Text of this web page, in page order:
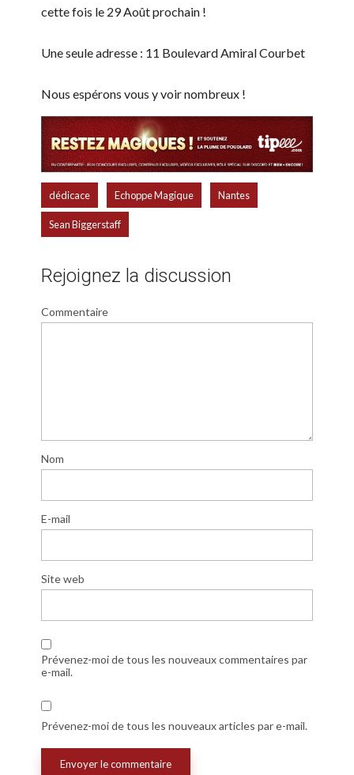
cette fois le 29 Août prochain !
Une seule adresse : 11 Boulevard Amiral Courbet
Nous espérons vous y voir nombreux !
dédicace Echoppe Magique Nantes
Sean Biggerstaff
Rejoignez la discussion
Commentaire
Nom
E-mail
Site web
Prévenez-moi de tous les nouveaux commentaires par
e-mail.
Prévenez-moi de tous les nouveaux articles par e-mail.